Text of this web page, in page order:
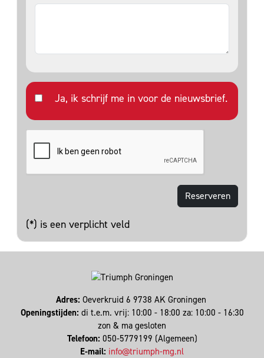
Ja, ik schrijf me in voor de nieuwsbrief.
(*) is een verplicht veld
Adres: Oeverkruid 6 9738 AK Groningen
Openingstijden: di t.e.m. vrij: 10:00 - 18:00 za: 10:00 - 16:30
zon & ma gesloten
Telefoon: 050-5779199 (Algemeen)
E-mail: info@triumph-mg.nl